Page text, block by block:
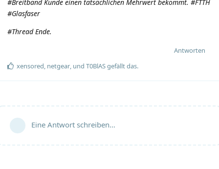
#Breitband Kunde einen tatsächlichen Mehrwert bekommt. #FTTH
#Glasfaser
#Thread Ende.
Antworten
xensored, netgear, und T0BlASgefällt das.
Eine Antwort schreiben…